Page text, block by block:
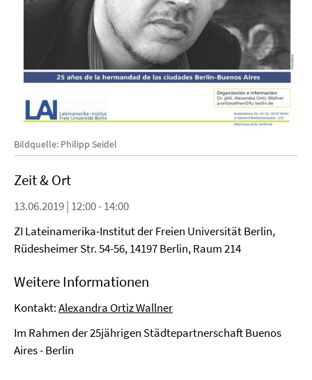
Bildquelle: Philipp Seidel
Zeit & Ort
13.06.2019 | 12:00 - 14:00
ZI Lateinamerika-Institut der Freien Universität Berlin,
Rüdesheimer Str. 54-56, 14197 Berlin, Raum 214
Weitere Informationen
Kontakt:Alexandra Ortiz Wallner
Im Rahmen der 25jährigen Städtepartnerschaft Buenos
Aires - Berlin